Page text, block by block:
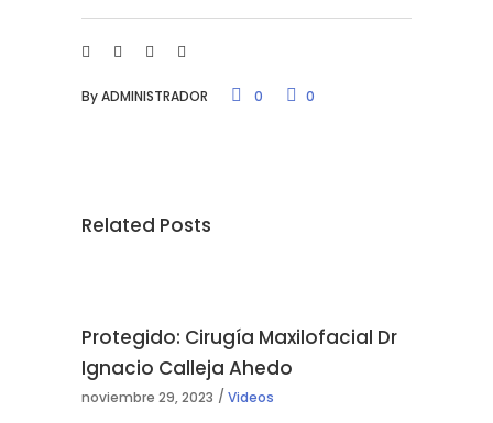
ByADMINISTRADOR 0 0
Related Posts
Protegido: Cirugía Maxilofacial Dr
Ignacio Calleja Ahedo
noviembre 29, 2023 Videos